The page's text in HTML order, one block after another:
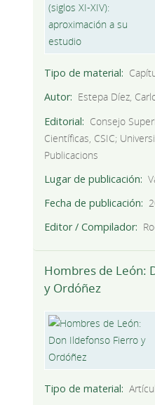
Tipo de material
Autor
Estepa Díez,
Editorial
Consejo
Científicas, CSIC;
Publicacions
Lugar de publicación
Fecha de publicación
Editor / Compilador
Hombres de León:
y Ordóñez
Tipo de material